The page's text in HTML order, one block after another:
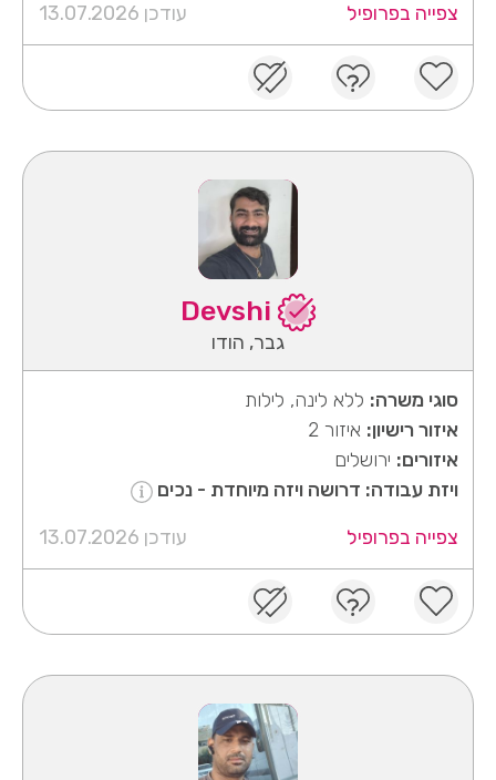
צפייה בפרופיל
עודכן 13.07.2026
גבר, הודו
סוגי משרה: ללא לינה, לילות
איזור רישיון: איזור 2
איזורים: ירושלים
ויזת עבודה: דרושה ויזה מיוחדת - נכים
צפייה בפרופיל
עודכן 13.07.2026